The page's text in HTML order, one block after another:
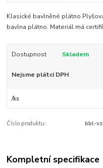
Klasické bavlněné plátno
bavlna plátno. Materiál má
Dostupnost Skladem
Nejsme plátci DPH
/ks
Číslo produktu: bbl-
Kompletní specifikace